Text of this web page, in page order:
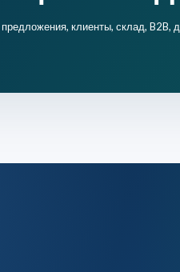
клиенты, склад, B2B,